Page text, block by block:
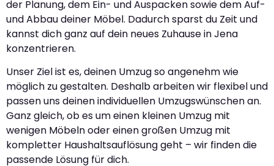
der Planung, dem Ein- und Auspacken sowie dem Auf-
und Abbau deiner Möbel. Dadurch sparst du Zeit und
kannst dich ganz auf dein neues Zuhause in Jena
konzentrieren.
Unser Ziel ist es, deinen Umzug so angenehm wie
möglich zu gestalten. Deshalb arbeiten wir flexibel und
passen uns deinen individuellen Umzugswünschen an.
Ganz gleich, ob es um einen kleinen Umzug mit
wenigen Möbeln oder einen großen Umzug mit
kompletter Haushaltsauflösung geht – wir finden die
passende Lösung für dich.